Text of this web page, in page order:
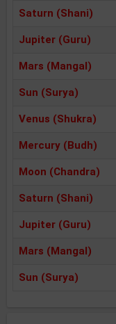
Saturn (Shani)
Jupiter (Guru)
Mars (Mangal)
Sun (Surya)
Venus (Shukra)
Mercury (Budh)
Moon (Chandra)
Saturn (Shani)
Jupiter (Guru)
Mars (Mangal)
Sun (Surya)